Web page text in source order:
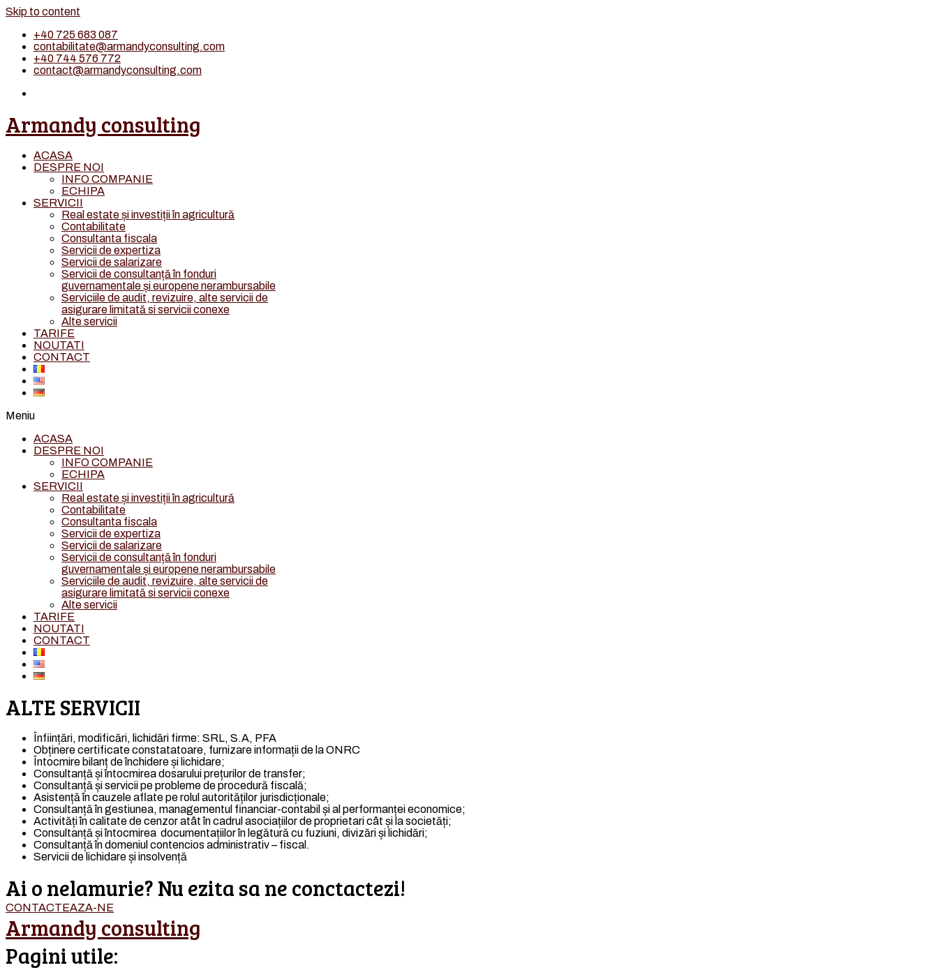
Skip to content
+40 725 683 087
contabilitate@armandyconsulting.com
+40 744 576 772
contact@armandyconsulting.com
Armandy consulting
ACASA
DESPRE NOI
INFO COMPANIE
ECHIPA
SERVICII
Real estate și investiții în agricultură
Contabilitate
Consultanta fiscala
Servicii de expertiza
Servicii de salarizare
Servicii de consultanță în fonduri
guvernamentale și europene nerambursabile
Serviciile de audit, revizuire, alte servicii de
asigurare limitată si servicii conexe
Alte servicii
TARIFE
NOUTATI
CONTACT
Meniu
ACASA
DESPRE NOI
INFO COMPANIE
ECHIPA
SERVICII
Real estate și investiții în agricultură
Contabilitate
Consultanta fiscala
Servicii de expertiza
Servicii de salarizare
Servicii de consultanță în fonduri
guvernamentale și europene nerambursabile
Serviciile de audit, revizuire, alte servicii de
asigurare limitată si servicii conexe
Alte servicii
TARIFE
NOUTATI
CONTACT
ALTE SERVICII
Înființări, modificări, lichidări firme: SRL, S.A, PFA
Obținere certificate constatatoare, furnizare informații de la ONRC
Întocmire bilanț de închidere și lichidare;
Consultanță și întocmirea dosarului prețurilor de transfer;
Consultanță și servicii pe probleme de procedură fiscală;
Asistență în cauzele aflate pe rolul autorităților jurisdicționale;
Consultanță în gestiunea, managementul financiar-contabil și al performanței economice;
Activități în calitate de cenzor atât în cadrul asociațiilor de proprietari cât și la societăți;
Consultanță și întocmirea documentațiilor în legătură cu fuziuni, divizări și lichidări;
Consultanță în domeniul contencios administrativ – fiscal.
Servicii de lichidare și insolvență
Ai o nelamurie? Nu ezita sa ne conctactezi!
CONTACTEAZA-NE
Armandy consulting
Pagini utile: